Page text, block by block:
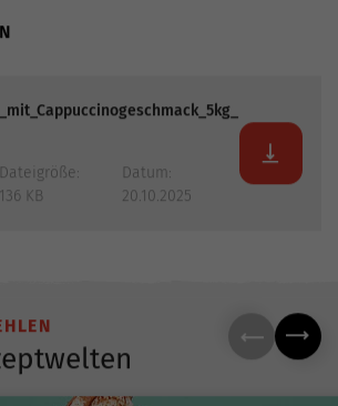
Dateigröße:
136 KB
Datum:
20.10.2025